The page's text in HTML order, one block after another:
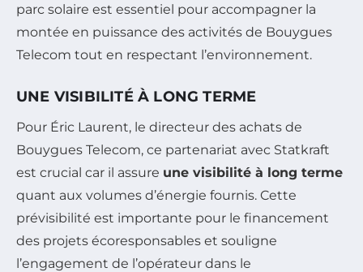
parc solaire est essentiel pour accompagner la
montée en puissance des activités de Bouygues
Telecom tout en respectant l’environnement.
UNE VISIBILITÉ À LONG TERME
Pour Éric Laurent, le directeur des achats de
Bouygues Telecom, ce partenariat avec Statkraft
est crucial car il assure une visibilité à long terme
quant aux volumes d’énergie fournis. Cette
prévisibilité est importante pour le financement
des projets écoresponsables et souligne
l’engagement de l’opérateur dans le